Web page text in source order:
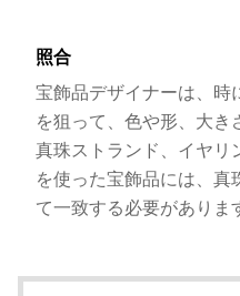
照合
宝飾品デザイナーは、時
を狙って、色や形、大き
真珠ストランド、イヤリ
を使った宝飾品には、真
て一致する必要がありま